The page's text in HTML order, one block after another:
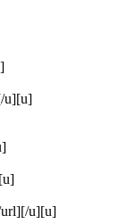
u][u]
url][/u][u]